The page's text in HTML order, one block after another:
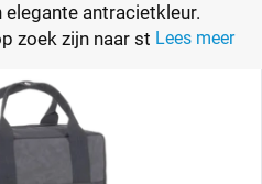
antracietkleur.
zoek zijn naar stijl enLees meer